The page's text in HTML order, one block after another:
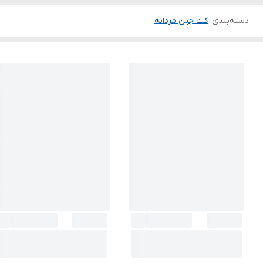
دسته‌بندی:کت جین مردانه